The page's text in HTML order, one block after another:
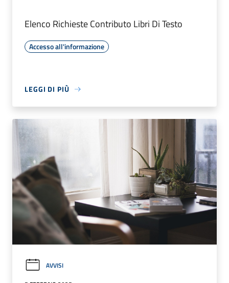
Elenco Richieste Contributo Libri Di Testo
Accesso all'informazione
LEGGI DI PIÙ
AVVISI